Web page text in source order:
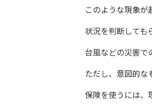
このような現象が
状況を判断しても
台風などの災害で
ただし、意図的な
保険を使うには、